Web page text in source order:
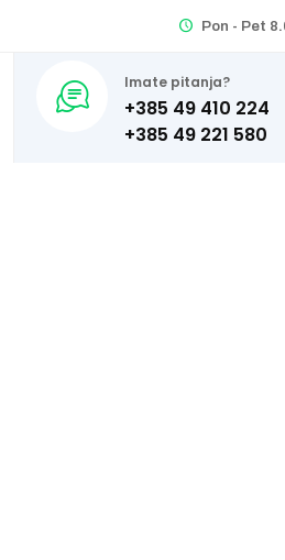
Pon - Pet
Imate pitanja?
+385 49 410 224